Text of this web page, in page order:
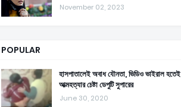
November 02, 2023
POPULAR
হাসপাতালেই অবাধ যৌনতা, ভিডিও ভাইরাল হতেই
আত্মহত্যার চেষ্টা ডেপুটি সুপারের
June 30, 2020